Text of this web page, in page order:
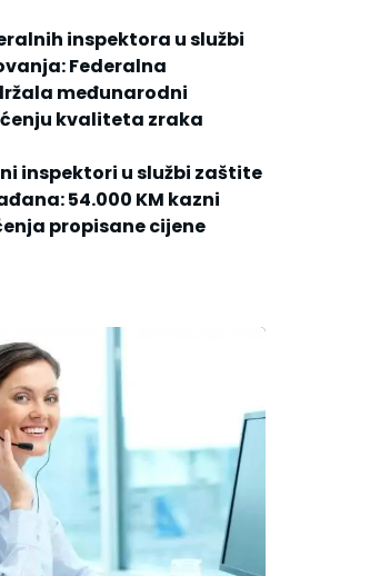
inspektora u službi
Federalna
međunarodni
kvaliteta zraka
inspektori u službi zaštite
54.000 KM kazni
propisane cijene